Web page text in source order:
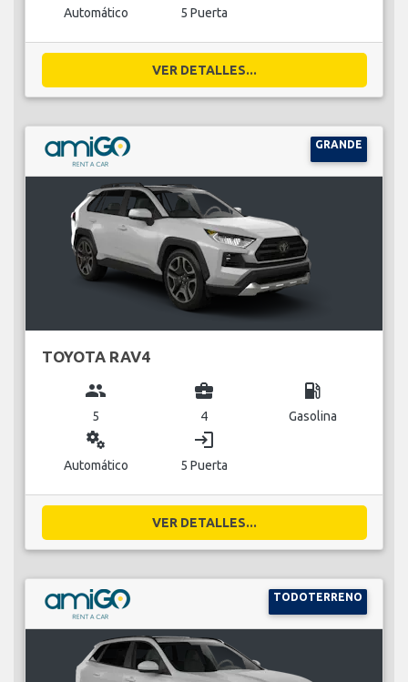
Automático 5 Puerta
VER DETALLES...
GRANDE
TOYOTA RAV4
group
5
business_center
4
local_gas_station
Gasolina
miscellaneous_services
Automático
login
5 Puerta
VER DETALLES...
TODOTERRENO